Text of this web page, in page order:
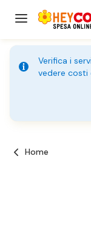
Verifica i
vedere
Home